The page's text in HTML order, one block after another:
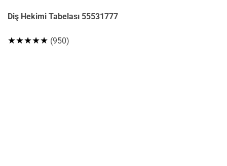
Diş Hekimi Tabelası 55531777
★★★★★ (950)